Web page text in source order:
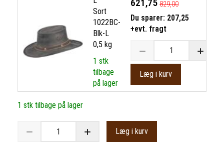
Sort
1022BC-
Blk-L
0,5 kg
1 stk
tilbage
på lager
621,75 829,00
Du sparer: 207,25
+evt. fragt
Læg i kurv
1 stk tilbage på lager
Læg i kurv